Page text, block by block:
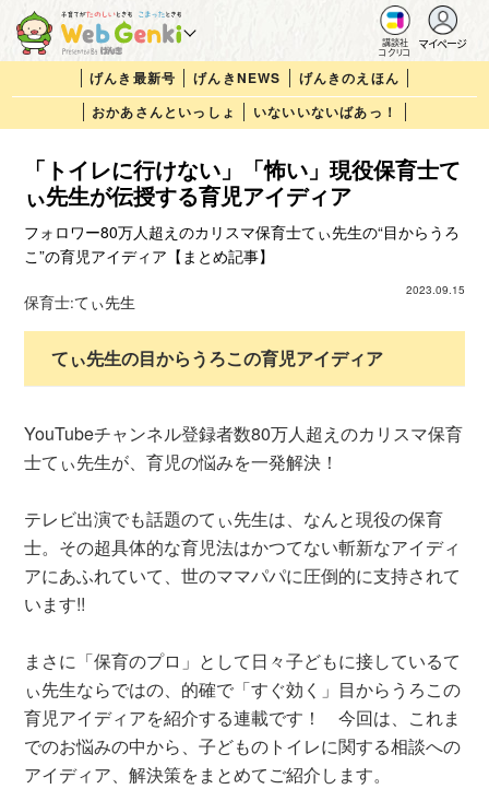
講談社
コクリコ
マイページ
げんき最新号 げんきNEWS
げんきのえほん
おかあさんといっしょ
いないいないばあっ！
「トイレに行けない」「怖い」現役保育士て
ぃ先生が伝授する育児アイディア
フォロワー80万人超えのカリスマ保育士てぃ先生の“目からうろ
こ”の育児アイディア【まとめ記事】
2023.09.15
保育士:てぃ先生
てぃ先生の目からうろこの育児アイディア
YouTubeチャンネル登録者数80万人超えのカリスマ保育
士てぃ先生が、育児の悩みを一発解決！
テレビ出演でも話題のてぃ先生は、なんと現役の保育
士。その超具体的な育児法はかつてない斬新なアイディ
アにあふれていて、世のママパパに圧倒的に支持されて
います!!
まさに「保育のプロ」として日々子どもに接しているて
ぃ先生ならではの、的確で「すぐ効く」目からうろこの
育児アイディアを紹介する連載です！ 今回は、これま
でのお悩みの中から、子どものトイレに関する相談への
アイディア、解決策をまとめてご紹介します。